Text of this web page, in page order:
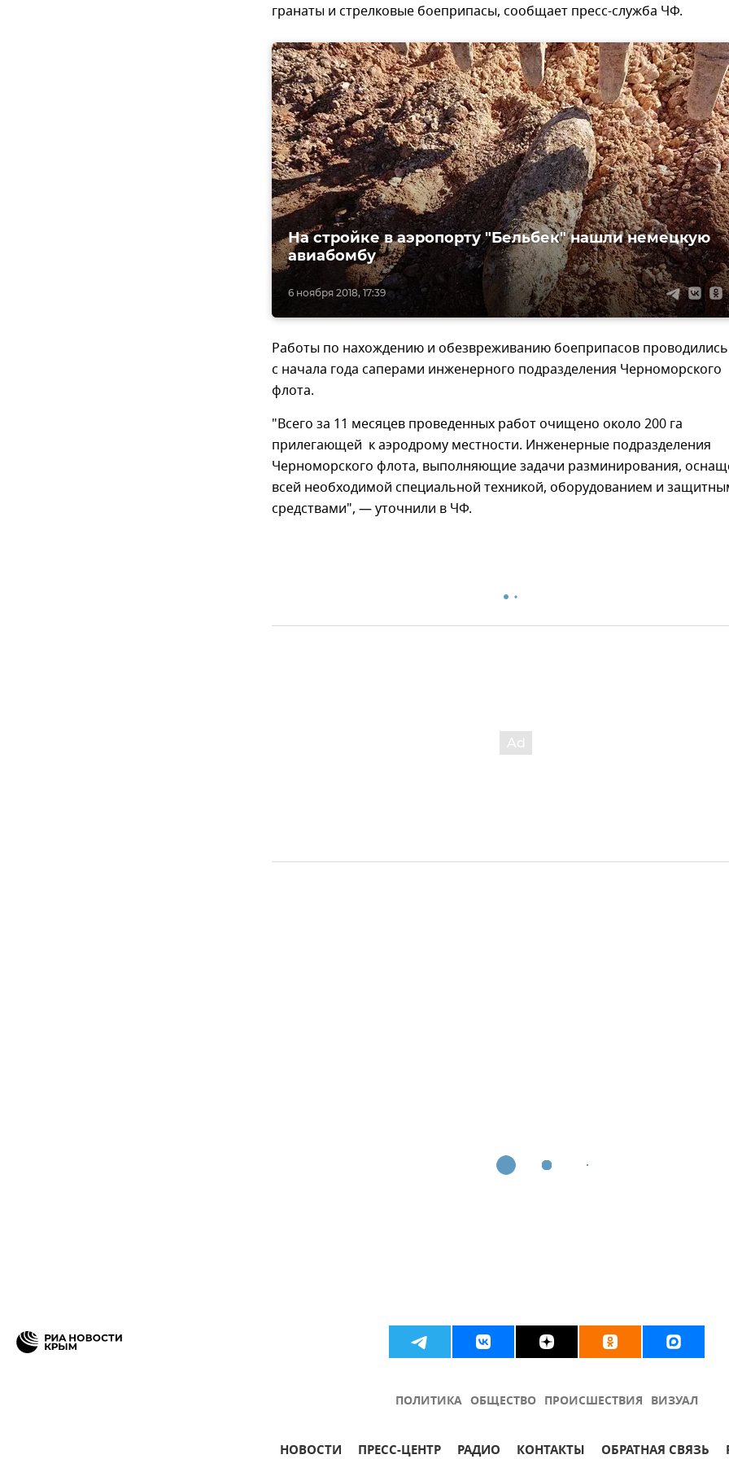
гранаты и стрелковые боеприпасы, сообщает пресс-служба ЧФ.
6 ноября 2018, 17:39
На стройке в аэропорту "Бельбек" нашли немецкую
авиабомбу
Работы по нахождению и обезвреживанию боеприпасов проводились
с начала года саперами инженерного подразделения Черноморского
флота.
"Всего за 11 месяцев проведенных работ очищено около 200 га
прилегающей к аэродрому местности. Инженерные подразделения
Черноморского флота, выполняющие задачи разминирования,
всей необходимой специальной техникой, оборудованием и
средствами", — уточнили в ЧФ.
ПОЛИТИКА ОБЩЕСТВО ПРОИСШЕСТВИЯ ВИЗУАЛ
НОВОСТИ ПРЕСС-ЦЕНТР РАДИО КОНТАКТЫ ОБРАТНАЯ СВЯЗЬ